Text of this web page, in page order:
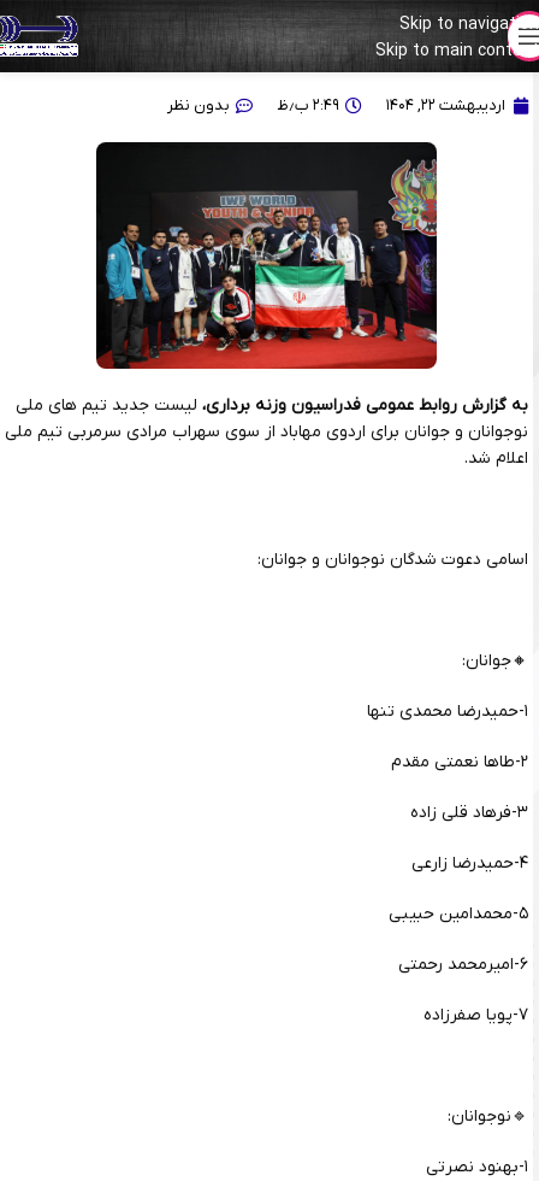
Skip to navigation
Skip to main content
اعلام لیست تیم ملی نوجوانان و جوانان برای اردوی مهاباد
اردیبهشت ۲۲, ۱۴۰۴ ۲:۴۹ ب٫ظ بدون نظر
به گزارش روابط عمومی فدراسیون وزنه برداری، لیست جدید تیم های ملی
نوجوانان و جوانان برای اردوی مهاباد از سوی سهراب مرادی سرمربی تیم ملی
اعلام شد.
اسامی دعوت شدگان نوجوانان و جوانان:
🔸جوانان:
۱-حمیدرضا محمدی تنها
۲-طاها نعمتی مقدم
۳-فرهاد قلی زاده
۴-حمیدرضا زارعی
۵-محمدامین حبیبی
۶-امیرمحمد رحمتی
۷-پویا صفرزاده
🔹نوجوانان:
۱-بهنود نصرتی